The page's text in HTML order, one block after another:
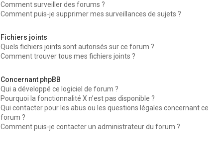
Comment surveiller des forums ?
Comment puis-je supprimer mes surveillances de sujets ?
Fichiers joints
Quels fichiers joints sont autorisés sur ce forum ?
Comment trouver tous mes fichiers joints ?
Concernant phpBB
Qui a développé ce logiciel de forum ?
Pourquoi la fonctionnalité X n’est pas disponible ?
Qui contacter pour les abus ou les questions légales concernant ce
forum ?
Comment puis-je contacter un administrateur du forum ?